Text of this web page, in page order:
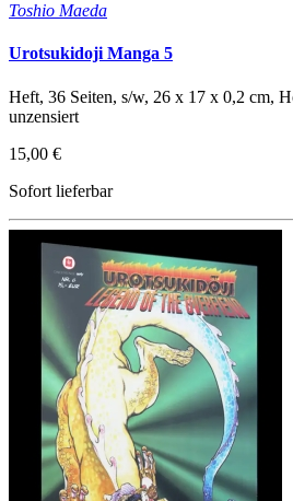
Toshio Maeda
Urotsukidoji Manga 5
Heft, 36 Seiten, s/w, 26 x 17 x 0,2 cm,
unzensiert
15,00 €
Sofort lieferbar